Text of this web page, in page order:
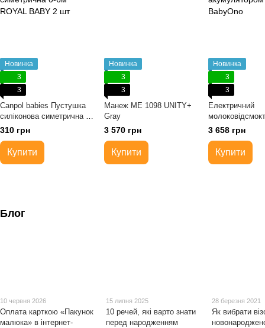
Новинка
3
3
Canpol babies Пустушка
силіконова симетрична 0-
6м ROYAL BABY 2 шт
310 грн
Купити
Новинка
3
3
Манеж ME 1098 UNITY+
Gray
3 570 грн
Купити
Новинка
3
3
Електричний
акумулятором
BabyOno
3 658 грн
Купити
Блог
10 червня 2026
Оплата карткою «Пакунок
малюка» в інтернет-
15 липня 2025
10 речей, які варто знати
перед народженням
28 березня 2021
Як вибрати